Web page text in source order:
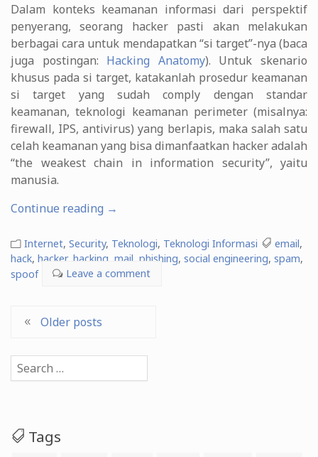
Dalam konteks keamanan informasi dari perspektif
penyerang, seorang hacker pasti akan melakukan
berbagai cara untuk mendapatkan “si target”-nya (baca
juga postingan: Hacking Anatomy). Untuk skenario
khusus pada si target, katakanlah prosedur keamanan
si target yang sudah comply dengan standar
keamanan, teknologi keamanan perimeter (misalnya:
firewall, IPS, antivirus) yang berlapis, maka salah satu
celah keamanan yang bisa dimanfaatkan hacker adalah
“the weakest chain in information security”, yaitu
manusia.
Continue reading “Melawan
dan
SPAM
dengan
→
Internet, Security, Teknologi, Teknologi Informasi email,
hack, hacker, hacking mail phishing, social engineering, spam,
spoof
Leave a comment
Posts
navigation
Older posts
for:
Tags